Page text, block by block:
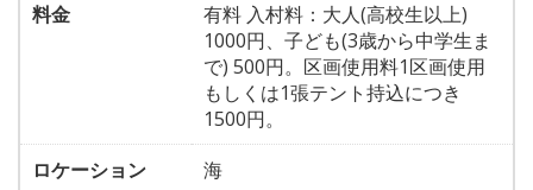
料金
有料 入村料：大人(高校生以上)
1000円、子ども(3歳から中学生ま
で) 500円。区画使用料1区画使用
もしくは1張テント持込につき
1500円。
ロケーション
海